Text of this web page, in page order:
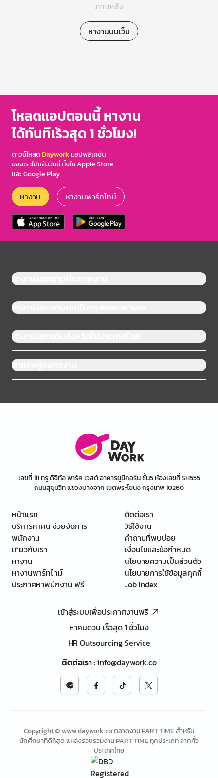
ภายหลัง
หางานบนเว็บ
โหลดแอปตอนนี้ หางาน
ได้ทันทีเร็วสุด 1 ชั่วโมง!
ดาวน์โหลดDayworkแอปพลิเคชัน
ของเราได้แล้ววันนี้ ทั้งใน Apple Store
และ Google Play
หางาน หางานพาร์ทไทม์
หางานแยกตามประเภทงาน
หางานแยกตามเขตในกรุงเทพมหานคร
หางานแยกตามจังหวัดในประเทศไทย
สำหรับผู้สมัครงาน
เลขที่ 111 ทรู ดิจิทัล พาร์ค เวสต์ อาคารยูนิคอร์น ชั้น5 ห้องเลขที่ SH555
ถนนสุขุมวิท แขวงบางจาก เขตพระโขนง กรุงเทพ 10260
หน้าแรก
บริการหาคน ช่วยจัดการ
พนักงาน
เกี่ยวกับเรา
หางาน
หางานพาร์ทไทม์
ประกาศหาพนักงาน ฟรี
ติดต่อเรา
วิธีใช้งาน
คำถามที่พบบ่อย
เงื่อนไขและข้อกำหนด
นโยบายความเป็นส่วนตัว
นโยบายการใช้ข้อมูลคุกกี้
Job Index
เข้าสู่ระบบเพื่อประกาศงานฟรี
หาคนด่วน เร็วสุด 1 ชั่วโมง
HR Outsourcing Service
ติดต่อเรา:info@daywork.co
Copyright © www.daywork.co ตลาดงาน PART TIME สำหรับ
นักศึกษาที่ดีที่สุด แหล่งรวบรวมงาน PART TIME ทุกประเภท จากทั่ว
ประเทศไทย